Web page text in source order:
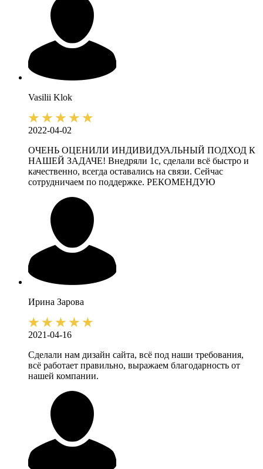
Vasilii Klok
2022-04-02
ОЧЕНЬ ОЦЕНИЛИ ИНДИВИДУАЛЬНЫЙ ПОДХОД К
НАШЕЙ ЗАДАЧЕ! Внедряли 1с, сделали всё быстро и
качественно, всегда оставались на связи. Сейчас
сотрудничаем по поддержке. РЕКОМЕНДУЮ
Ирина Зарова
2021-04-16
Сделали нам дизайн сайта, всё под наши требования,
всё работает правильно, выражаем благодарность от
нашей компании.